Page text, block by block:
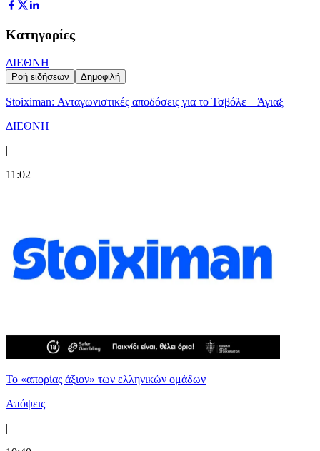
Κατηγορίες
ΔΙΕΘΝΗ
Ροή ειδήσεων Δημοφιλή
Stoiximan: Ανταγωνιστικές αποδόσεις για το Τσβόλε – Άγιαξ
ΔΙΕΘΝΗ
|
11:02
Το «απορίας άξιον» των ελληνικών ομάδων
Απόψεις
|